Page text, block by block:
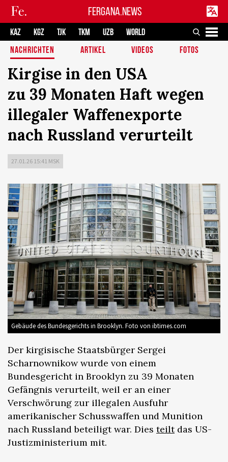
FERGANA.NEWS
KAZ KGZ TJK TKM UZB
WORLD
NACHRICHTEN
ARTIKEL VIDEOS FOTOS
Kirgise in den USA
zu 39 Monaten Haft wegen
illegaler Waffenexporte
nach Russland verurteilt
27.01.26 15:41 MSK
Gebäude des Bundesgerichts in Brooklyn. Foto von ibtimes.com
Der kirgisische Staatsbürger Sergei
Scharnownikow wurde von einem
Bundesgericht in Brooklyn zu 39 Monaten
Gefängnis verurteilt, weil er an einer
Verschwörung zur illegalen Ausfuhr
amerikanischer Schusswaffen und Munition
nach Russland beteiligt war. Dies teiltdas US-
Justizministerium mit.